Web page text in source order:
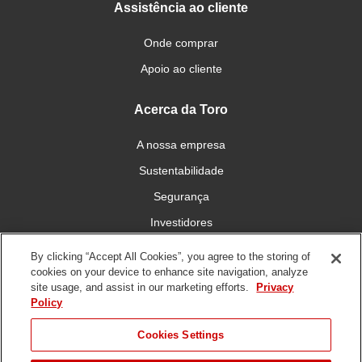
Assistência ao cliente
Onde comprar
Apoio ao cliente
Acerca da Toro
A nossa empresa
Sustentabilidade
Segurança
Investidores
Conecte-se connosco
By clicking “Accept All Cookies”, you agree to the storing of
cookies on your device to enhance site navigation, analyze
site usage, and assist in our marketing efforts.
Privacy
Policy
Cookies Settings